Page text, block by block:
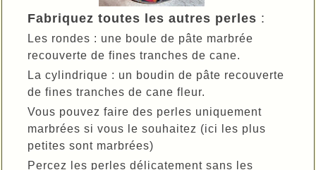
Fabriquez toutes les autres perles :
Les rondes : une boule de pâte marbrée
recouverte de fines tranches de cane.
La cylindrique : un boudin de pâte recouverte
de fines tranches de cane fleur.
Vous pouvez faire des perles uniquement
marbrées si vous le souhaitez (ici les plus
petites sont marbrées)
Percez les perles délicatement sans les